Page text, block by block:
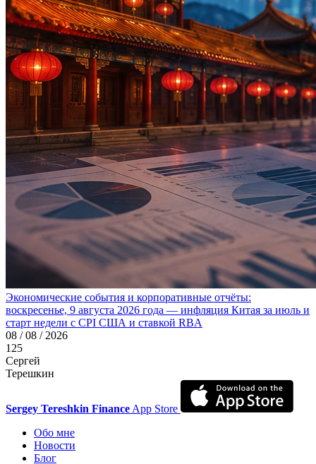
Экономические события и корпоративные отчёты:
воскресенье, 9 августа 2026 года — инфляция Китая за июль и
старт недели с CPI США и ставкой RBA
08 / 08 / 2026
125
Сергей
Терешкин
Sergey Tereshkin Finance App Store
Обо мне
Новости
Блог